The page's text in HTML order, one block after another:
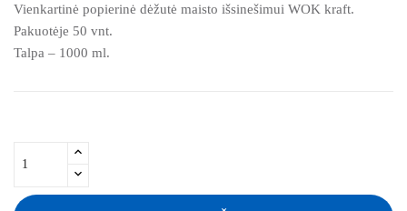
Vienkartinė popierinė dėžutė maisto išsinešimui WOK kraft.
Pakuotėje 50 vnt.
Talpa – 1000 ml.